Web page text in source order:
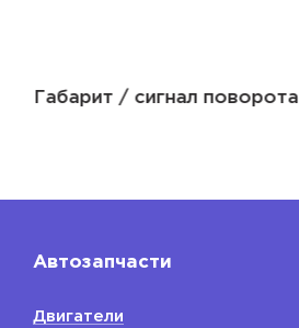
Габарит / сигнал поворота
Автозапчасти
Двигатели